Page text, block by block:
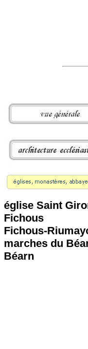
église Saint
Fichous
Fichous-
marches du
Béarn